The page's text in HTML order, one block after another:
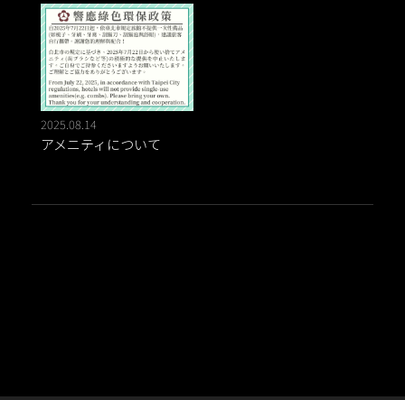
2025.08.14
アメニティについて